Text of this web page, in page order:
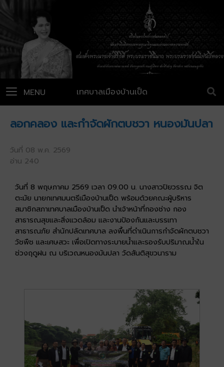
เทศบาลเมืองบ้านเป็ด
MENU
ลอกคลอง และกำจัดผักตบชวา หนองมันปลา
วันที่ 08 พ.ค. 2569
อ่าน 240
วันที่ 8 พฤษภาคม 2569 เวลา 09.00 น. นางสาวปิยวรรณ จิต
ตะมัย นายกเทศมนตรีเมืองบ้านเป็ด พร้อมด้วยคณะผู้บริหาร
สมาชิกสภาเทศบาลเมืองบ้านเป็ด นำเจ้าหน้าที่กองช่าง กอง
สาธารณสุขและสิ่งแวดล้อม และงานป้องกันและบรรเทา
สาธารณภัย สำนักปลัดเทศบาล ลงพื้นที่ดำเนินการกำจัดผักตบชวา
วัชพืช และเศษสวะ เพื่อเปิดทางระบายน้ำและรองรับปริมาณน้ำใน
ช่วงฤดูฝน ณ บริเวณหนองมันปลา วัดสันติสุขวนาราม